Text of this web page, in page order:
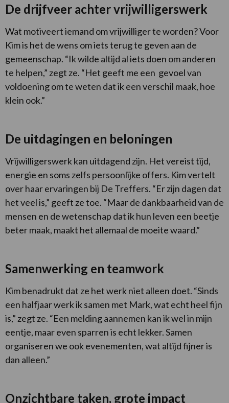
De drijfveer achter vrijwilligerswerk
Wat motiveert iemand om vrijwilliger te worden? Voor
Kim is het de wens om iets terug te geven aan de
gemeenschap. “Ik wilde altijd al iets doen om anderen
te helpen,” zegt ze. “Het geeft me een gevoel van
voldoening om te weten dat ik een verschil maak, hoe
klein ook.”
De uitdagingen en beloningen
Vrijwilligerswerk kan uitdagend zijn. Het vereist tijd,
energie en soms zelfs persoonlijke offers. Kim vertelt
over haar ervaringen bij De Treffers. “Er zijn dagen dat
het veel is,” geeft ze toe. “Maar de dankbaarheid van de
mensen en de wetenschap dat ik hun leven een beetje
beter maak, maakt het allemaal de moeite waard.”
Samenwerking en teamwork
Kim benadrukt dat ze het werk niet alleen doet. “Sinds
een halfjaar werk ik samen met Mark, wat echt heel fijn
is,” zegt ze. “Een melding aannemen kan ik wel in mijn
eentje, maar even sparren is echt lekker. Samen
organiseren we ook evenementen, wat altijd fijner is
dan alleen.”
Onzichtbare taken, grote impact